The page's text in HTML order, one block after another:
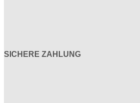
SICHERE ZAHLUNG